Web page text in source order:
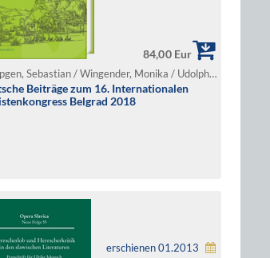
84,00 Eur
Kempgen, Sebastian / Wingender, Monika / Udolph, Ludger (Hg.)
Beiträge zum 16. Internationalen
Belgrad 2018
erschienen 01.2013